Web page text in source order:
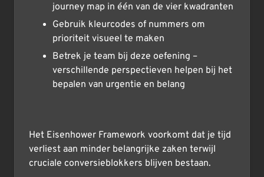
journey map in één van de vier kwadranten
Gebruik kleurcodes of nummers om
prioriteit visueel te maken
Betrek je team bij deze oefening –
verschillende perspectieven helpen bij het
bepalen van urgentie en belang
Het Eisenhower Framework voorkomt dat je tijd
verliest aan minder belangrijke zaken terwijl
cruciale conversieblokkers blijven bestaan.